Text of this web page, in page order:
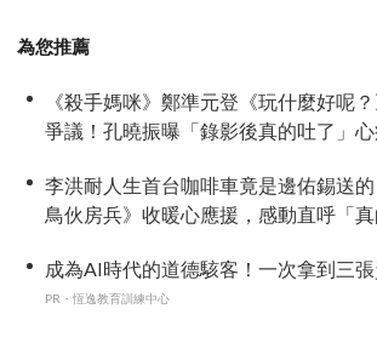
為您推薦
《殺手媽咪》鄭準元登《玩什麼好呢
爭議！孔曉振曝「錄影後真的吐了」
李洪耐人生首台咖啡車竟是邊佑錫送
鳥伙房兵》收暖心應援，感動直呼「
成為AI時代的道德駭客！一次拿到三
PR・恆逸教育訓練中心